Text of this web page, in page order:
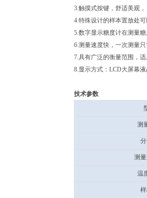
3.触摸式按键，舒适美观，
4.特殊设计的样本置放处
5.数字显示糖度计在测量
6.测量速度快，一次测量
7.具有广泛的衡量范围，
8.显示方式：LCD大屏幕
技术参数
测
测
温